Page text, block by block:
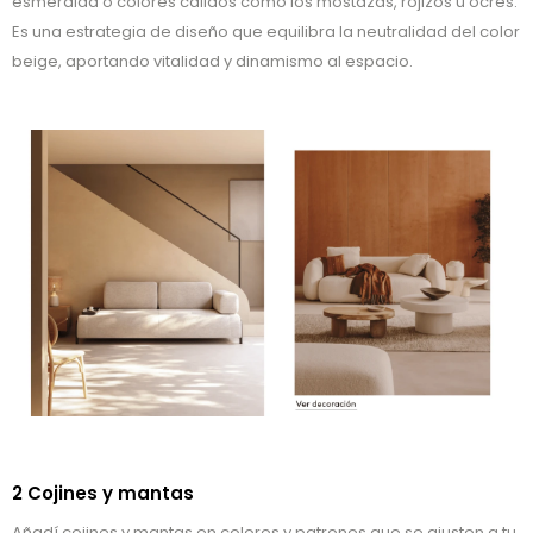
Es una estrategia de diseño que equilibra la neutralidad del color
beige, aportando vitalidad y dinamismo al espacio.
2 Cojines y mantas